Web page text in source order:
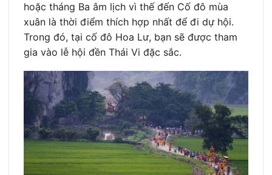
hoặc tháng Ba âm lịch vì thế đến Cố đô mùa
xuân là thời điểm thích hợp nhất để đi dự hội.
Trong đó, tại cố đô Hoa Lư, bạn sẽ được tham
gia vào lễ hội đền Thái Vi đặc sắc.